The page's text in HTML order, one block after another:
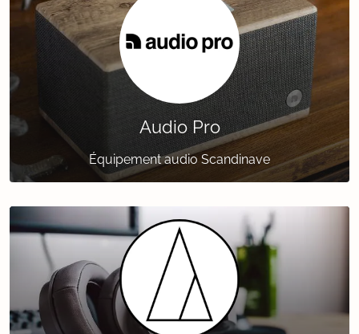
Audio Pro
Équipement audio Scandinave